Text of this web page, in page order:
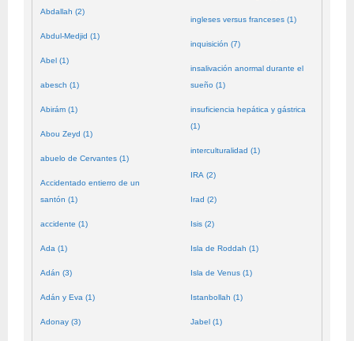
Abdallah (2)
Abdul-Medjid (1)
Abel (1)
abesch (1)
Abirám (1)
Abou Zeyd (1)
abuelo de Cervantes (1)
Accidentado entierro de un
santón (1)
accidente (1)
Ada (1)
Adán (3)
Adán y Eva (1)
Adonay (3)
ingleses versus franceses (1)
inquisición (7)
insalivación anormal durante el
sueño (1)
insuficiencia hepática y gástrica
(1)
interculturalidad (1)
IRA (2)
Irad (2)
Isis (2)
Isla de Roddah (1)
Isla de Venus (1)
Istanbollah (1)
Jabel (1)